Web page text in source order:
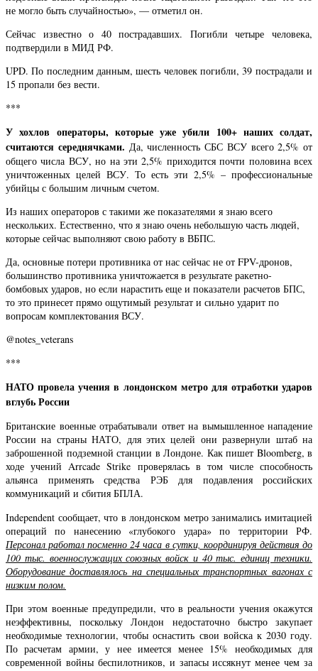
не могло быть случайностью», — отметил он.
Сейчас известно о 40 пострадавших. Погибли четыре человека,
подтвердили в МИД РФ.
UPD. По последним данным, шесть человек погибли, 39 пострадали и
15 пропали без вести.
***
У хохлов операторы, которые уже убили 100+ наших солдат,
считаются середнячками. Да, численность СБС ВСУ всего 2,5% от
общего числа ВСУ, но на эти 2,5% приходится почти половина всех
уничтоженных целей ВСУ. То есть эти 2,5% – профессиональные
убийцы с большим личным счетом.
Из наших операторов с такими же показателями я знаю всего
нескольких. Естественно, что я знаю очень небольшую часть людей,
которые сейчас выполняют свою работу в ВБПС.
Да, основные потери противника от нас сейчас не от FPV-дронов,
большинство противника уничтожается в результате ракетно-
бомбовых ударов, но если нарастить еще и показатели расчетов БПС,
то это принесет прямо ощутимый результат и сильно ударит по
вопросам комплектования ВСУ.
@notes_veterans
***
НАТО провела учения в лондонском метро для отработки ударов
вглубь России
Британские военные отрабатывали ответ на вымышленное нападение
России на страны НАТО, для этих целей они развернули штаб на
заброшенной подземной станции в Лондоне. Как пишет Bloomberg, в
ходе учений Arrcade Strike проверялась в том числе способность
альянса применять средства РЭБ для подавления российских
коммуникаций и сбития БПЛА.
Independent сообщает, что в лондонском метро занимались имитацией
операций по нанесению «глубокого удара» по территории РФ.
Персонал работал посменно 24 часа в сутки, координируя действия до
100 тыс. военнослужащих союзных войск и 40 тыс. единиц техники.
Оборудование доставлялось на специальных транспортных вагонах с
низким полом.
При этом военные предупредили, что в реальности учения окажутся
неэффективны, поскольку Лондон недостаточно быстро закупает
необходимые технологии, чтобы оснастить свои войска к 2030 году.
По расчетам армии, у нее имеется менее 15% необходимых для
современной войны беспилотников, и запасы иссякнут менее чем за